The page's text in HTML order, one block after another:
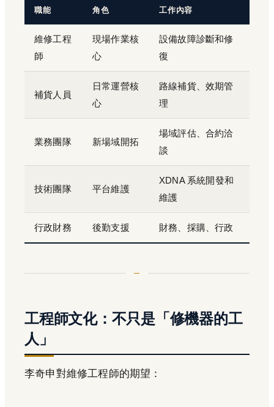
職能 角色 工作內容
維修工程
師
現場作業核
心
設備故障診斷和修
復
補貨人員
日常運營核
心
路線補貨、效期管
理
業務團隊 新場域開拓
場域評估、合約洽
談
技術團隊 平台維護
XDNA 系統開發和
維護
行政財務 後勤支援 財務、採購、行政
工程師文化：不只是「修機器的工
人」
李奇申對維修工程師的期望：